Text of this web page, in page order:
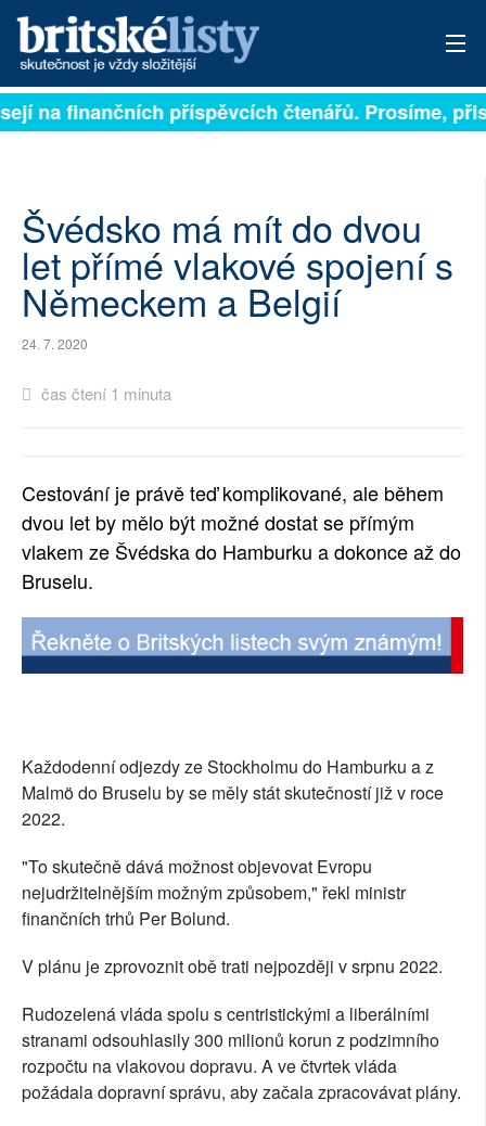
PŘIHLÁSIT
ARCHIV
ROZHOVORY
TÉMATA
SOCIÁLNÍ SÍTĚ
RUBRIKY
PLNÁ VERZE STRÁNEK
na finančních příspěvcích čtenářů. Prosíme,
Švédsko má mít do dvou
let přímé vlakové spojení s
Německem a Belgií
24. 7. 2020
čas čtení 1 minuta
Cestování je právě teď komplikované, ale během
dvou let by mělo být možné dostat se přímým
vlakem ze Švédska do Hamburku a dokonce až do
Bruselu.
Každodenní odjezdy ze Stockholmu do Hamburku a z
Malmö do Bruselu by se měly stát skutečností již v roce
2022.
"To skutečně dává možnost objevovat Evropu
nejudržitelnějším možným způsobem," řekl ministr
finančních trhů Per Bolund.
V plánu je zprovoznit obě trati nejpozději v srpnu 2022.
Rudozelená vláda spolu s centristickými a liberálními
stranami odsouhlasily 300 milionů korun z podzimního
rozpočtu na vlakovou dopravu. A ve čtvrtek vláda
požádala dopravní správu, aby začala zpracovávat plány.